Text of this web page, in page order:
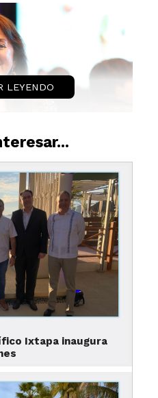
Comercial para
extendió una
comerciales, clientes
su
apoyo brindado a
LEYENDO
Ixtapa inaugura